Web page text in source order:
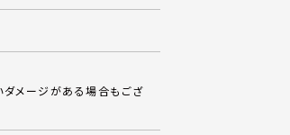
メージがある場合もござ